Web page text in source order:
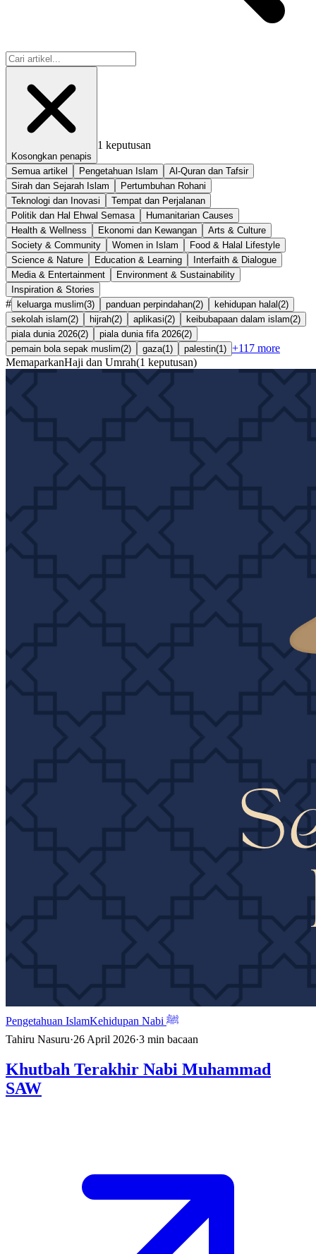
Kosongkan penapis
1 keputusan
Semua artikel Pengetahuan Islam
Al-Quran dan Tafsir
Sirah dan Sejarah Islam
Pertumbuhan Rohani
Teknologi dan Inovasi
Tempat dan Perjalanan
Politik dan Hal Ehwal Semasa
Humanitarian Causes
Health & Wellness
Ekonomi dan Kewangan
Arts & Culture
Society & Community
Women in Islam
Food & Halal Lifestyle
Science & Nature
Education & Learning
Interfaith & Dialogue
Media & Entertainment
Environment & Sustainability
Inspiration & Stories
# keluarga muslim(3) panduan perpindahan(2) kehidupan halal (2)
sekolah islam(2) hijrah(2) aplikasi(2) keibubapaan dalam islam(2)
piala dunia 2026(2) piala dunia fifa 2026(2)
pemain bola sepak muslim(2) gaza(1 ) palestin(1 ) +117 more
MemaparkanHaji dan Umrah(1 keputusan)
Pengetahuan Islam
Kehidupan Nabi ﷺ
Tahiru Nasuru·26 April 2026·3 min bacaan
Khutbah Terakhir Nabi Muhammad
SAW